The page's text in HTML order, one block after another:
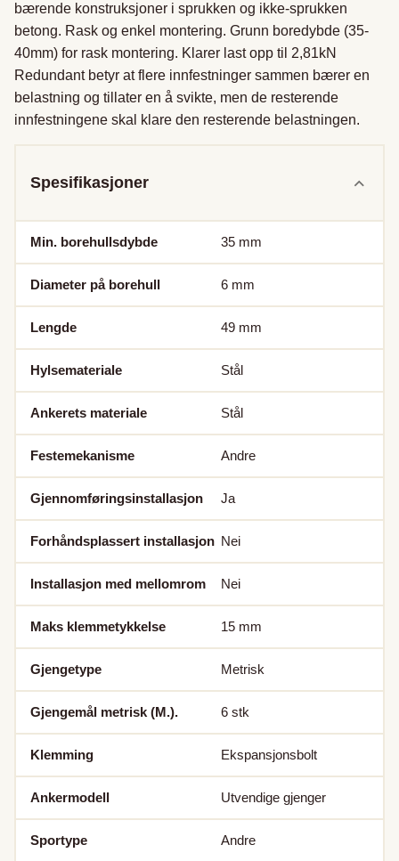
bærende konstruksjoner i sprukken og ikke-sprukken
betong. Rask og enkel montering. Grunn boredybde (35-
40mm) for rask montering. Klarer last opp til 2,81kN
Redundant betyr at flere innfestninger sammen bærer en
belastning og tillater en å svikte, men de resterende
innfestningene skal klare den resterende belastningen.
Spesifikasjoner
Min. borehullsdybde 35 mm
Diameter på borehull 6 mm
Lengde 49 mm
Hylsemateriale Stål
Ankerets materiale Stål
Festemekanisme Andre
Gjennomføringsinstallasjon Ja
Forhåndsplassert installasjon Nei
Installasjon med mellomrom Nei
Maks klemmetykkelse 15 mm
Gjengetype Metrisk
Gjengemål metrisk (M.). 6 stk
Klemming Ekspansjonsbolt
Ankermodell Utvendige gjenger
Sportype Andre